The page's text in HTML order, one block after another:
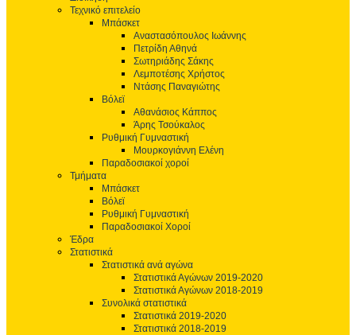
Τεχνικό επιτελείο
Μπάσκετ
Αναστασόπουλος Ιωάννης
Πετρίδη Αθηνά
Σωτηριάδης Σάκης
Λεμποτέσης Χρήστος
Ντάσης Παναγιώτης
Βόλεϊ
Αθανάσιος Κάππος
Άρης Τσούκαλος
Ρυθμική Γυμναστική
Μουρκογιάννη Ελένη
Παραδοσιακοί χοροί
Τμήματα
Μπάσκετ
Βόλεϊ
Ρυθμική Γυμναστική
Παραδοσιακοί Χοροί
Έδρα
Στατιστικά
Στατιστικά ανά αγώνα
Στατιστικά Αγώνων 2019-2020
Στατιστικά Αγώνων 2018-2019
Συνολικά στατιστικά
Στατιστικά 2019-2020
Στατιστικά 2018-2019